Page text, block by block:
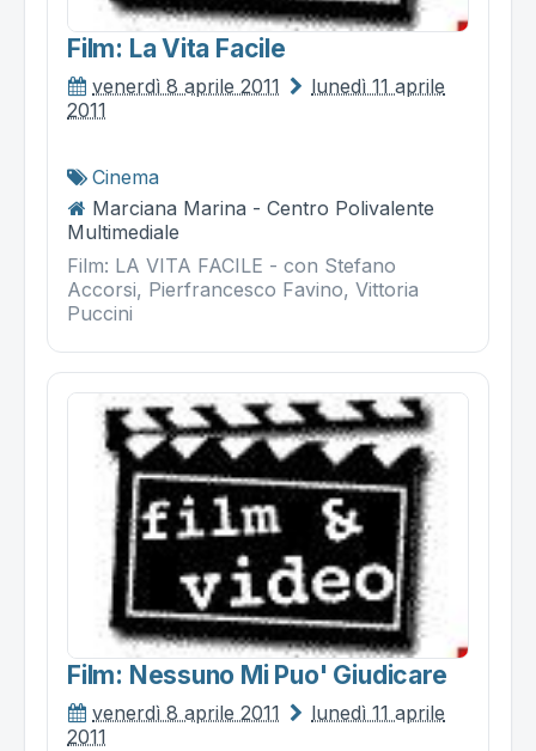
Film: La Vita Facile
venerdì 8 aprile 2011
lunedì 11 aprile
2011
Cinema
Marciana Marina - Centro Polivalente
Multimediale
Film: LA VITA FACILE - con Stefano
Accorsi, Pierfrancesco Favino, Vittoria
Puccini
Film: Nessuno Mi Puo' Giudicare
venerdì 8 aprile 2011
lunedì 11 aprile
2011